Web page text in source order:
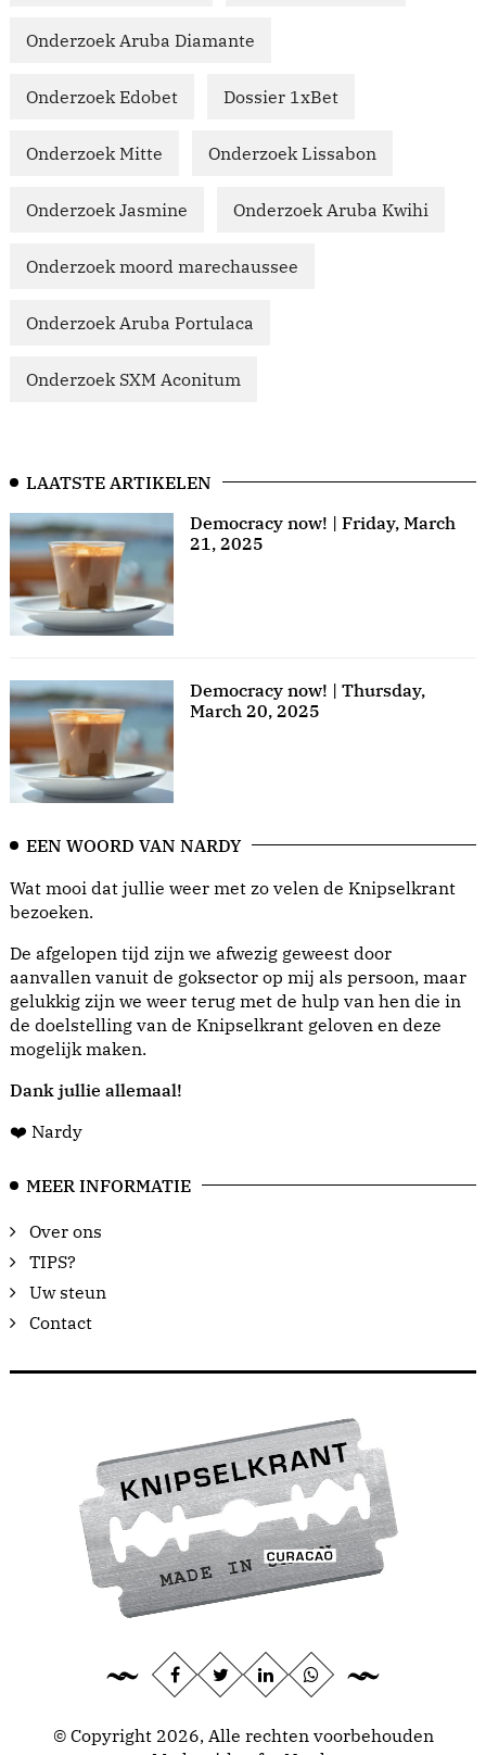
Onderzoek Aruba Diamante
Onderzoek Edobet Dossier 1xBet
Onderzoek Mitte Onderzoek Lissabon
Onderzoek Jasmine Onderzoek Aruba Kwihi
Onderzoek moord marechaussee
Onderzoek Aruba Portulaca
Onderzoek SXM Aconitum
LAATSTE ARTIKELEN
Democracy now! | Friday, March
21, 2025
Democracy now! | Thursday,
March 20, 2025
EEN WOORD VAN NARDY
Wat mooi dat jullie weer met zo velen de Knipselkrant
bezoeken.
De afgelopen tijd zijn we afwezig geweest door
aanvallen vanuit de goksector op mij als persoon, maar
gelukkig zijn we weer terug met de hulp van hen die in
de doelstelling van de Knipselkrant geloven en deze
mogelijk maken.
Dank jullie allemaal!
❤️ Nardy
MEER INFORMATIE
Over ons
TIPS?
Uw steun
Contact
© Copyright 2026, Alle rechten voorbehouden